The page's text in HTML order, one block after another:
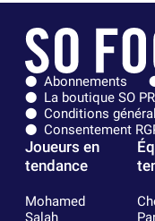
Abonnements
La boutique SO
Conditions
Consentement
Joueurs en
tendance
Mohamed
Salah